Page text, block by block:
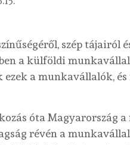
szép tájairól
a külföldi
ezek a munkavállalók,
óta Magyarország
révén a